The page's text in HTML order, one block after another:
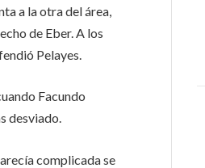
a la otra del área,
de Eber. A los
Pelayes.
Facundo
desviado.
complicada se